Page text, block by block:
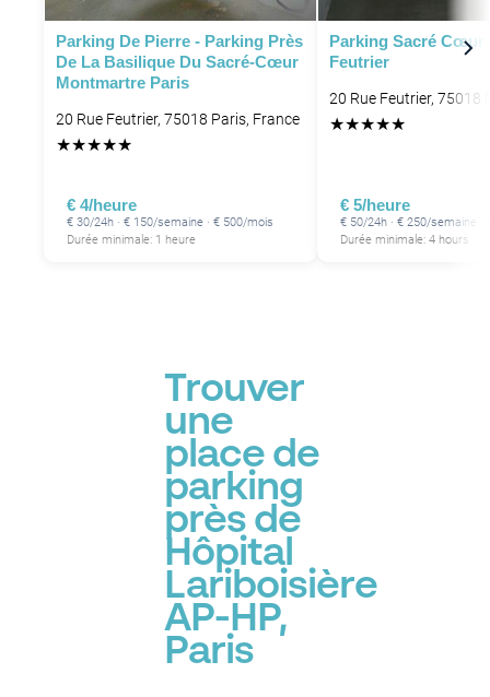
P
Parking De Pierre - Parking Près
De La Basilique Du Sacré-Cœur
Montmartre Paris
20 Rue Feutrier, 75018 Paris, France
★★★★★
€ 4/heure
€ 30/24h · € 150/semaine · € 500/mois
Durée minimale: 1 heure
Parking Sacré Cœur
Feutrier
20 Rue Feutrier, 75018
★★★★★
€ 5/heure
€ 50/24h · € 250/semaine ·
Durée minimale: 4 hours
Trouver
une
place de
parking
près de
Hôpital
Lariboisière
AP-HP,
Paris